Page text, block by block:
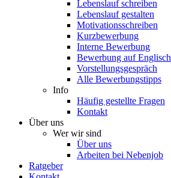
Lebenslauf schreiben
Lebenslauf gestalten
Motivationsschreiben
Kurzbewerbung
Interne Bewerbung
Bewerbung auf Englisch
Vorstellungsgespräch
Alle Bewerbungstipps
Info
Häufig gestellte Fragen
Kontakt
Über uns
Wer wir sind
Über uns
Arbeiten bei Nebenjob
Ratgeber